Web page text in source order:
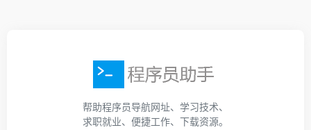
帮助程序员导航网址、学习技术、
求职就业、便捷工作、下载资源。